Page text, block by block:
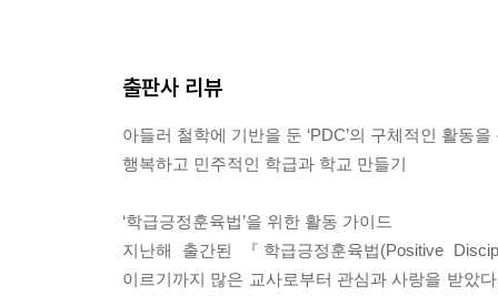
사람이 행동하는 4가지 이유 / 어긋난 목표행동 차
역자의 글
출판사 리뷰
아들러 철학에 기반을 둔 ‘PDC’의 구체적인 활동을
행복하고 민주적인 학급과 학교 만들기
‘학급긍정훈육법’을 위한 활동 가이드
지난해 출간된 『학급긍정훈육법(Positive
이르기까지 많은 교사로부터 관심과 사랑을 받았